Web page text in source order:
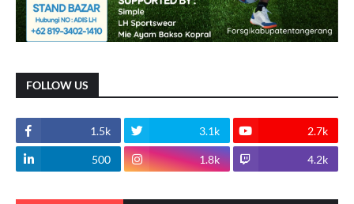
FOLLOW US
1.5k 3.1k 2.7k
500 1.8k 4.2k